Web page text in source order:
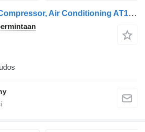
Mesin John Deere Compressor, Air Conditioning AT172975